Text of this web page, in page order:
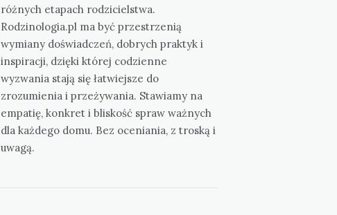
różnych etapach rodzicielstwa.
Rodzinologia.pl ma być przestrzenią
wymiany doświadczeń, dobrych praktyk i
inspiracji, dzięki której codzienne
wyzwania stają się łatwiejsze do
zrozumienia i przeżywania. Stawiamy na
empatię, konkret i bliskość spraw ważnych
dla każdego domu. Bez oceniania, z troską i
uwagą.